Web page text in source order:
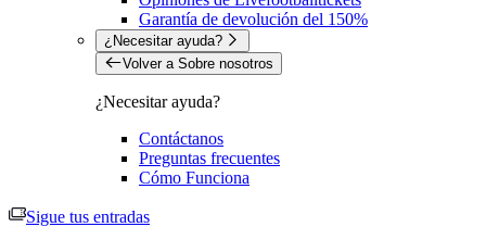
Garantía de devolución del 150%
¿Necesitar ayuda?
Volver a Sobre nosotros
¿Necesitar ayuda?
Contáctanos
Preguntas frecuentes
Cómo Funciona
Sigue tus entradas